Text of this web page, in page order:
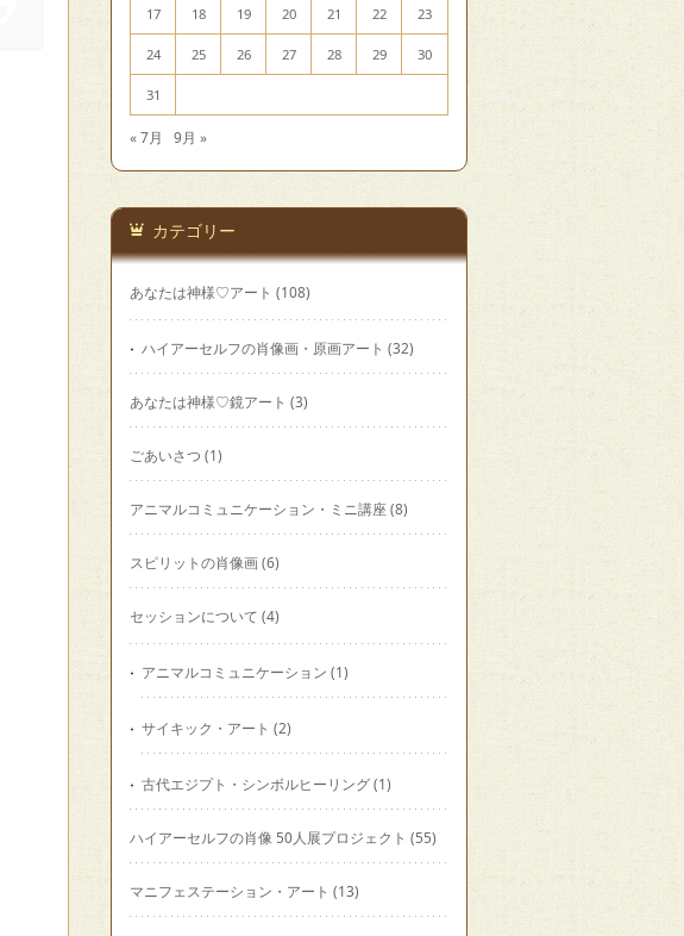
17 18 19 20 21 22 23
24 25 26 27 28 29 30
31
« 7月 9月 »
カテゴリー
あなたは神様♡アート (108)
ハイアーセルフの肖像画・原画アート (32)
あなたは神様♡鏡アート (3)
ごあいさつ (1)
アニマルコミュニケーション・ミニ講座(8)
スピリットの肖像画(6)
セッションについて (4)
アニマルコミュニケーション (1)
サイキック・アート (2)
古代エジプト・シンボルヒーリング(1)
ハイアーセルフの肖像 50人展プロジェクト (55)
マニフェステーション・アート (13)